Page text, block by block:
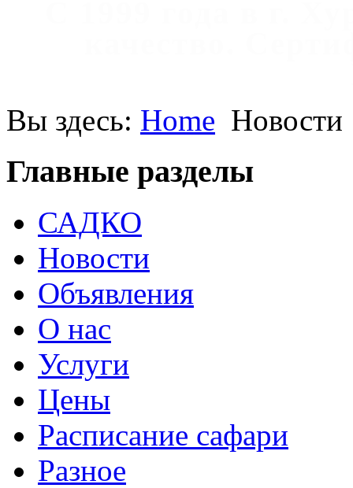
Вы здесь: Home Новости
Главные разделы
САДКО
Новости
Объявления
О нас
Услуги
Цены
Расписание сафари
Разное